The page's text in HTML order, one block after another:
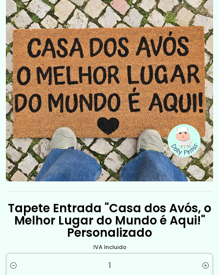
Tapete Entrada "Casa dos Avós, o
Melhor Lugar do Mundo é Aqui!"
Personalizado
IVA Incluido
Cantidad